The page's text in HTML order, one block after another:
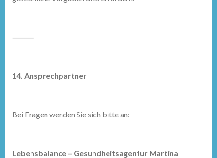
⸻
14. Ansprechpartner
Bei Fragen wenden Sie sich bitte an:
Lebensbalance – Gesundheitsagentur Martina